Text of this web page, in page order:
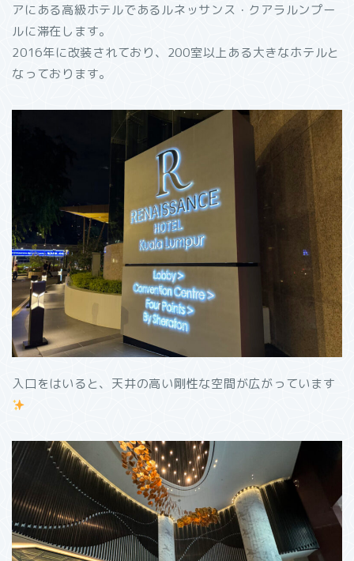
アにある高級ホテルであるルネッサンス・クアラルンプー
ルに滞在します。
2016年に改装されており、200室以上ある大きなホテルと
なっております。
入口をはいると、天井の高い剛性な空間が広がっています